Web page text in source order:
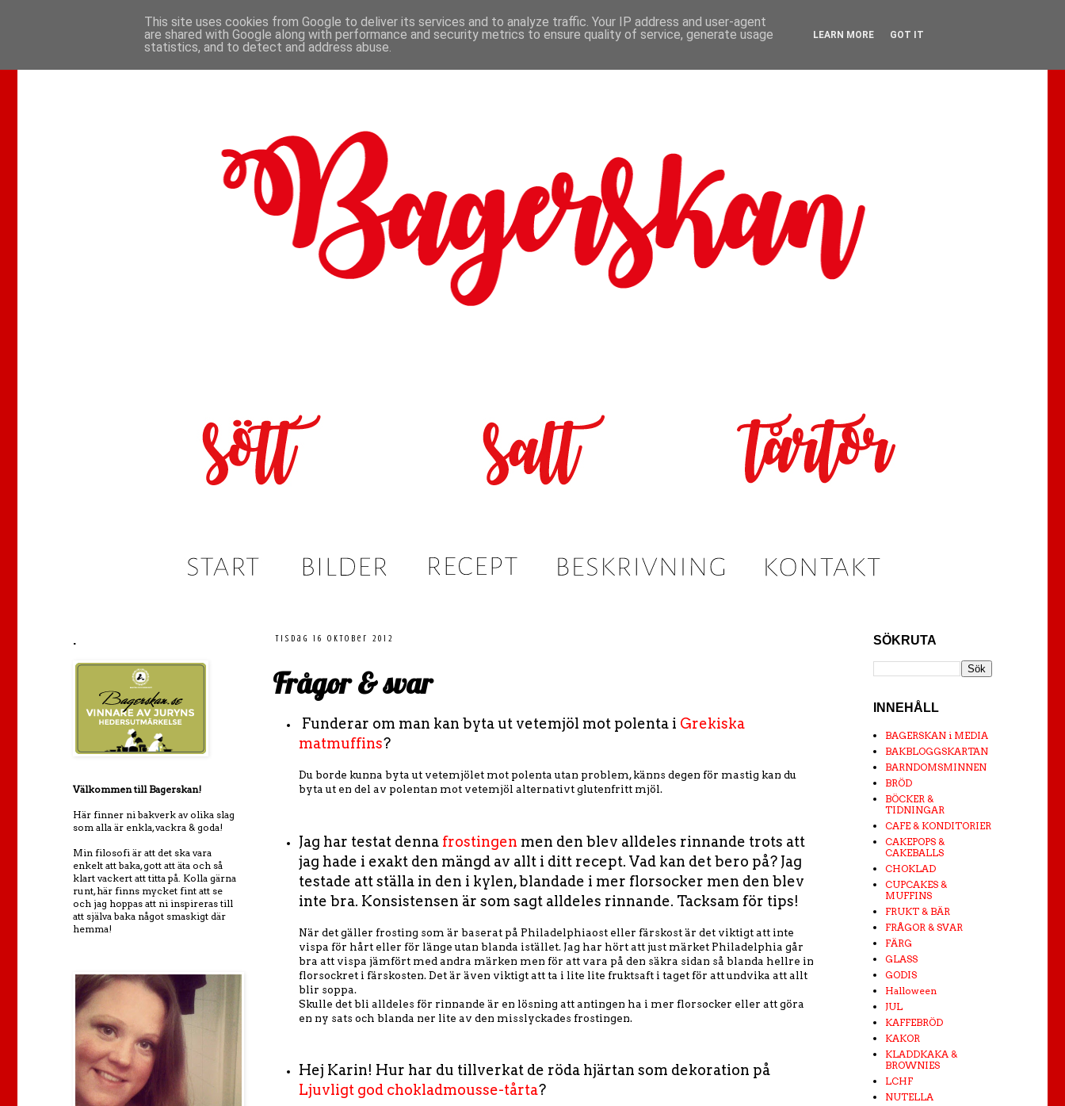
tisdag 16 oktober 2012
Frågor & svar
Funderar om man kan byta ut vetemjöl mot polenta i Grekiska
matmuffins?
Du borde kunna byta ut vetemjölet mot polenta utan problem, känns degen för mastig kan du
byta ut en del av polentan mot vetemjöl alternativt glutenfritt mjöl.
Jag har testat denna frostingen men den blev alldeles rinnande trots att
jag hade i exakt den mängd av allt i ditt recept. Vad kan det bero på? Jag
testade att ställa in den i kylen, blandade i mer florsocker men den blev
inte bra. Konsistensen är som sagt alldeles rinnande. Tacksam för tips!
När det gäller frosting som är baserat på Philadelphiaost eller färskost är det viktigt att inte
vispa för hårt eller för länge utan blanda istället. Jag har hört att just märket Philadelphia går
bra att vispa jämfört med andra märken men för att vara på den säkra sidan så blanda hellre in
florsockret i färskosten. Det är även viktigt att ta i lite lite fruktsaft i taget för att undvika att allt
blir soppa.
Skulle det bli alldeles för rinnande är en lösning att antingen ha i mer florsocker eller att göra
en ny sats och blanda ner lite av den misslyckades frostingen.
Hej Karin! Hur har du tillverkat de röda hjärtan som dekoration på
Ljuvligt god chokladmousse-tårta?
.
Välkommen till Bagerskan!
Här finner ni bakverk av olika slag
som alla är enkla, vackra & goda!
Min filosofi är att det ska vara
enkelt att baka, gott att äta och så
klart vackert att titta på. Kolla gärna
runt, här finns mycket fint att se
och jag hoppas att ni inspireras till
att själva baka något smaskigt där
hemma!
SÖKRUTA
INNEHÅLL
BAGERSKAN i MEDIA
BAKBLOGGSKARTAN
BARNDOMSMINNEN
BRÖD
BÖCKER &
TIDNINGAR
CAFE & KONDITORIER
CAKEPOPS &
CAKEBALLS
CHOKLAD
CUPCAKES &
MUFFINS
FRUKT & BÄR
FRÅGOR & SVAR
FÄRG
GLASS
GODIS
Halloween
JUL
KAFFEBRÖD
KAKOR
KLADDKAKA &
BROWNIES
LCHF
NUTELLA
This site uses cookies from Google to deliver its services and to analyze traffic. Your IP address and user-agent
are shared with Google along with performance and security metrics to ensure quality of service, generate usage
statistics, and to detect and address abuse.
LEARN MORE GOT IT